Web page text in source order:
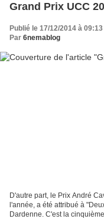
Grand Prix UCC
Publié le 17/12/2014 à 09:13
Par 6nemablog
D'autre part, le Prix André
l'année, a été attribué à
Dardenne. C'est la